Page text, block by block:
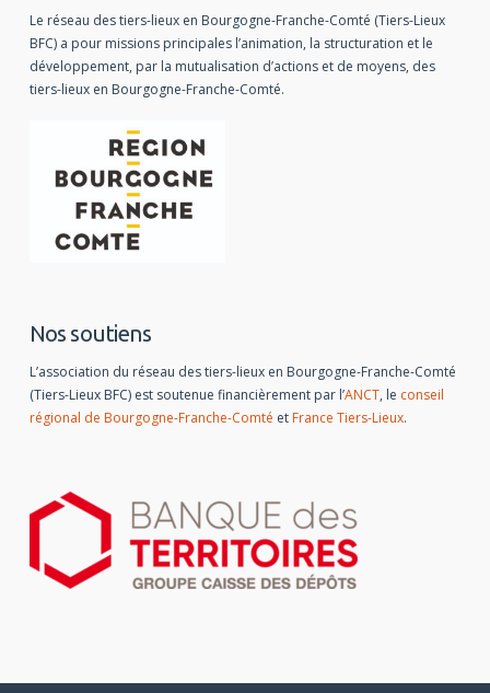
Le réseau des tiers-lieux en Bourgogne-Franche-Comté (Tiers-Lieux
BFC) a pour missions principales l’animation, la structuration et le
développement, par la mutualisation d’actions et de moyens, des
tiers-lieux en Bourgogne-Franche-Comté.
Nos soutiens
L’association du réseau des tiers-lieux en Bourgogne-Franche-Comté
(Tiers-Lieux BFC) est soutenue financièrement par l’ANCT, le conseil
régional de Bourgogne-Franche-Comté et France Tiers-Lieux.